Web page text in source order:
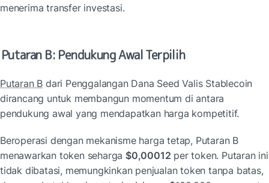
menerima transfer investasi.
Putaran B: Pendukung Awal Terpilih
Putaran B dari Penggalangan Dana Seed Valis Stablecoin
dirancang untuk membangun momentum di antara
pendukung awal yang mendapatkan harga kompetitif.
Beroperasi dengan mekanisme harga tetap, Putaran B
menawarkan token seharga $0,00012 per token. Putaran ini
tidak dibatasi, memungkinkan penjualan token tanpa batas,